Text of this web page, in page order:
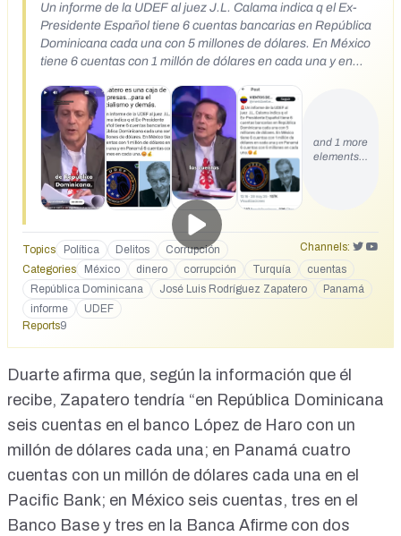
Un informe de la UDEF al juez J.L. Calama indica q el Ex-
Presidente Español tiene 6 cuentas bancarias en República
Dominicana cada una con 5 millones de dólares. En México
tiene 6 cuentas con 1 millón de dólares en cada una y en
https://x.com/meridarebelde18/status/20600324153518986
00?s=20 El abogado Eduardo Martín Duarte enumerando a
toda velocidad: "En República Dominicana 6 cuentas con un
millón de dólares, en Panamá 4 cuentas... en México 6
cuentas...". https://youtube.com/shorts/Il_ZU9VUknk?
is=fke4ubwd250sKqPz
and 1 more
elements…
Topics Política Delitos Corrupción
Channels:
Categories
México dinero corrupción Turquía
cuentas
República Dominicana
José Luis Rodríguez Zapatero
Panamá
informe
UDEF
Reports9
Duarte afirma que, según la información que él
recibe, Zapatero tendría “en República Dominicana
seis cuentas en el banco López de Haro con un
millón de dólares cada una; en Panamá cuatro
cuentas con un millón de dólares cada una en el
Pacific Bank; en México seis cuentas, tres en el
Banco Base y tres en la Banca Afirme con dos